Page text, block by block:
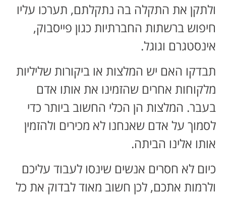
ולתקן את התקלה בה נתקלתם, תערכו עליו
חיפוש ברשתות החברתיות כגון פייסבוק,
אינסטגרם וגוגל.
תבדקו האם יש המלצות או ביקורות שליליות
מלקוחות אחרים שהזמינו את אותו אדם
בעבר. המלצות הן הכלי החשוב ביותר כדי
לסמוך על אדם שאנחנו לא מכירים ולהזמין
אותו אלינו הביתה.
כיום לא חסרים אנשים שינסו לעבוד עליכם
ולרמות אתכם, לכן חשוב מאוד לבדוק את כל